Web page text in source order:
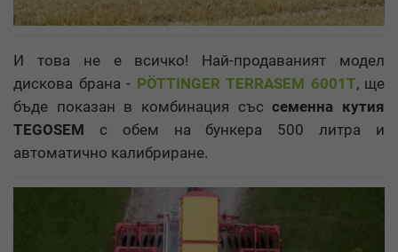
И това не е всичко! Най-продаваният модел
дискова брана - PÖTTINGER TERRASEM 6001Т, ще
бъде показан в комбинация съссеменна кутия
TEGOSEM с обем на бункера 500 литра и
автоматично калибриране.